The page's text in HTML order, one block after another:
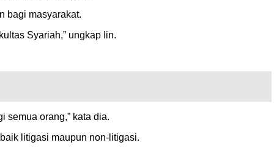
bagi masyarakat.
Syariah,” ungkap Iin.
semua orang,” kata dia.
litigasi maupun non-litigasi.